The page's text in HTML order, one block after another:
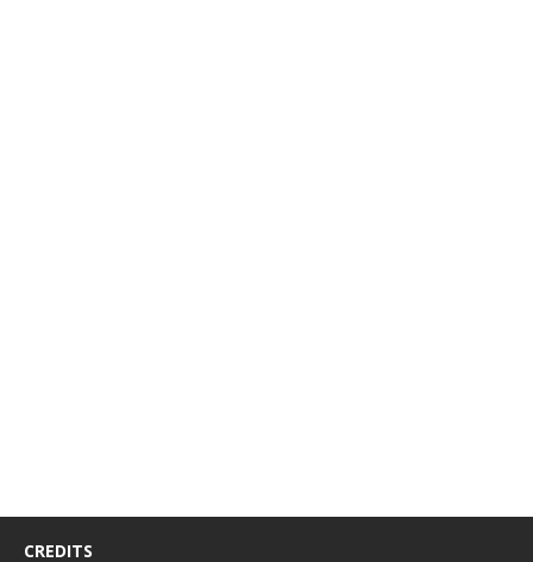
CREDITS